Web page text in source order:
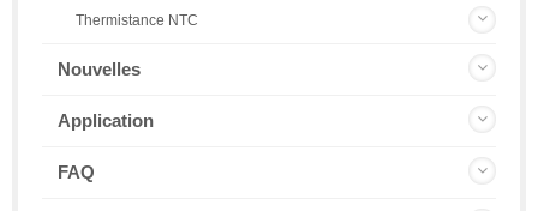
Thermistance NTC
Nouvelles
Application
FAQ